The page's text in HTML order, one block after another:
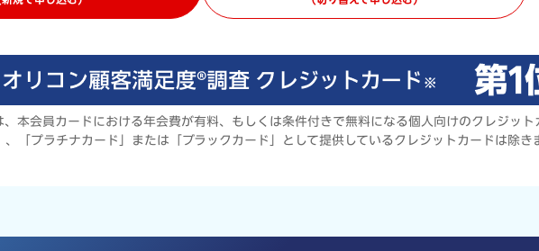
本会員カードにおける年会費が有料、もしくは条件付きで無料になる個人向けのクレジット
「プラチナカード」または「ブラックカード」として提供しているクレジットカードは除き